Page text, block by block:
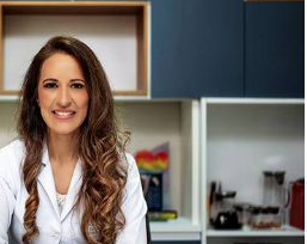
468 0